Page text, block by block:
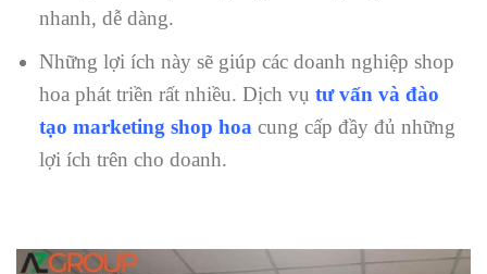
nhanh, dễ dàng.
Những lợi ích này sẽ giúp các doanh nghiệp shop
hoa phát triền rất nhiều. Dịch vụ tư vấn và đào
tạo marketing shop hoa cung cấp đầy đủ những
lợi ích trên cho doanh.